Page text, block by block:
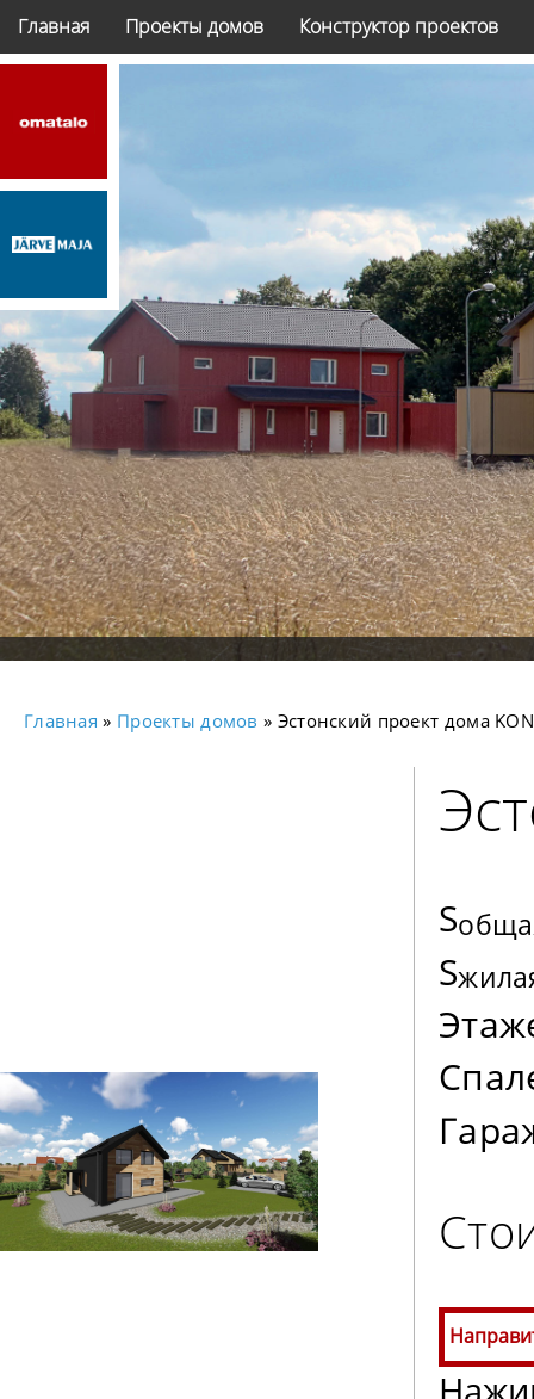
Главная Проекты домов Конструктор проектов
Главная » Проекты домов » Эстонский проект дома
S
S